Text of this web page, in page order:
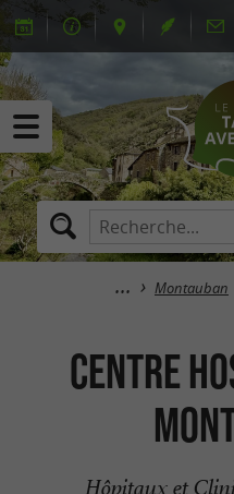
Montauban
Centre
Hôpitaux et